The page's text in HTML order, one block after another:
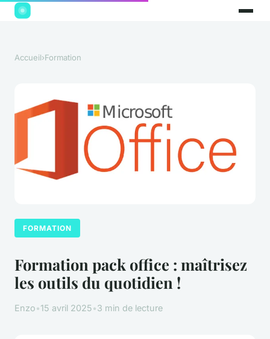
Accueil›Formation
FORMATION
Formation pack office : maîtrisez
les outils du quotidien !
Enzo•15 avril 2025•3 min de lecture